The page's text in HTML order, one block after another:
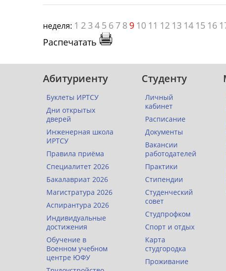
неделя: 1 2 3 4 5 6 7 8 9 10 11 12 13 14 15 16
Распечатать
Абитуриенту
Буклеты ИРТСУ
Дни открытых
дверей
Инженерная школа
ИРТСУ
Правила приёма
Специалитет 2026
Бакалавриат 2026
Магистратура 2026
Аспирантура 2026
Индивидуальные
достижения
Обучение в
Военном учебном
центре ЮФУ
Студенту
Личный
кабинет
Расписание
Документы
Вакансии
работодателей
Практики
Стипендии
Студенческий
совет
Студпрофком
Спорт и отдых
Карта
студгородка
Проживание